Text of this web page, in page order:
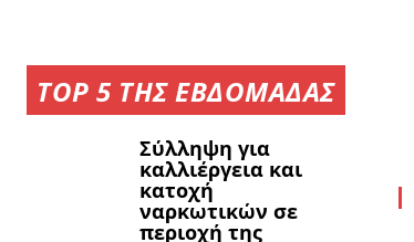
TOP 5 ΤΗΣ ΕΒΔΟΜΑΔΑΣ
Σύλληψη για
καλλιέργεια και
κατοχή
ναρκωτικών σε
περιοχή της